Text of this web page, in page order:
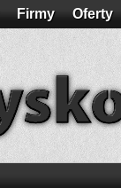
Firmy Oferty